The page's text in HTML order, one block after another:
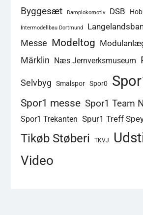
Byggesæt Damplokomotiv DSB
Intermodellbau Dortmund
Messe Modeltog
Märklin Næs Jernverksmuseum
Selvbyg Smalspor Spor0
Spor1 messe Spor1 Team
Spor1 Trekanten Spur1 Treff
Tikøb Støberi TKVJ
Video